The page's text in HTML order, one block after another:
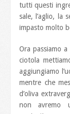
tutti questi
sale, l’aglio, la
impasto molto
Ora passiamo
ciotola
aggiungiamo
mentre che
d’oliva
non avremo